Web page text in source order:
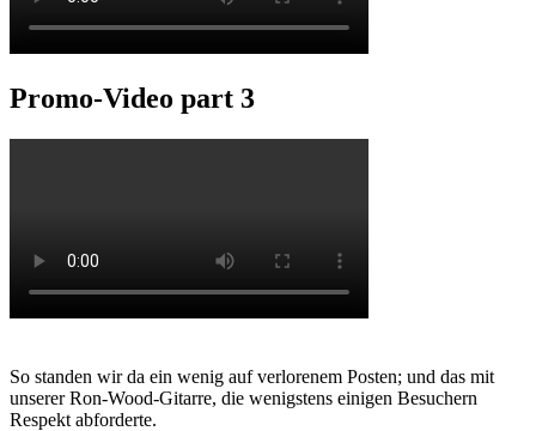
Promo-Video part 3
So standen wir da ein wenig auf verlorenem Posten; und das mit
unserer Ron-Wood-Gitarre, die wenigstens einigen Besuchern
Respekt abforderte.